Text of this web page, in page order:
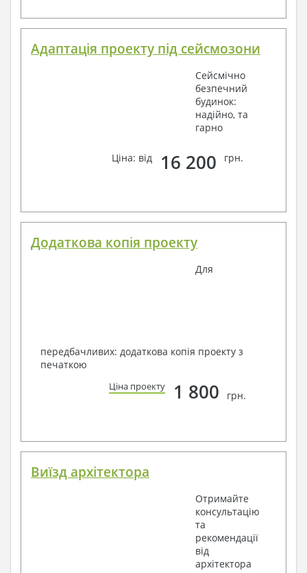
Адаптація проекту під сейсмозони
Сейсмічно
безпечний
будинок:
надійно, та
гарно
Ціна: від 16 200 грн.
Додаткова копія проекту
Для
передбачливих: додаткова копія проекту з
печаткою
Ціна проекту 1 800 грн.
Виїзд архітектора
Отримайте
консультацію
та
рекомендації
від
архітектора